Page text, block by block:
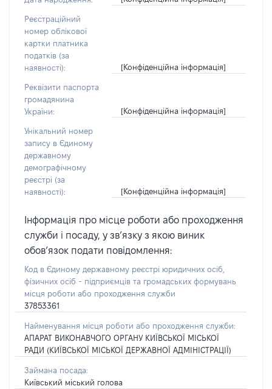
Реєстраційний
номер облікової
картки платника
податків (за
наявності):
[Конфіденційна інформація]
Реквізити паспорта
громадянина
України:
[Конфіденційна інформація]
Унікальний номер
запису в Єдиному
державному
демографічному
реєстрі (за
наявності):
[Конфіденційна інформація]
Інформація про місце роботи або проходження
служби і посаду, у зв’язку з якою виник
обов’язок подати повідомлення:
Код в Єдиному державному реєстрі юридичних осіб,
фізичних осіб - підприємців та громадських формувань
місця роботи або проходження служби
37853361
Найменування місця роботи або проходження служби:
АПАРАТ ВИКОНАВЧОГО ОРГАНУ КИЇВСЬКОЇ МІСЬКОЇ
РАДИ (КИЇВСЬКОЇ МІСЬКОЇ ДЕРЖАВНОЇ АДМІНІСТРАЦІЇ)
Займана посада:
Київський міський голова